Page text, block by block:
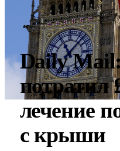
Daily
потратил
лечение
с крыши